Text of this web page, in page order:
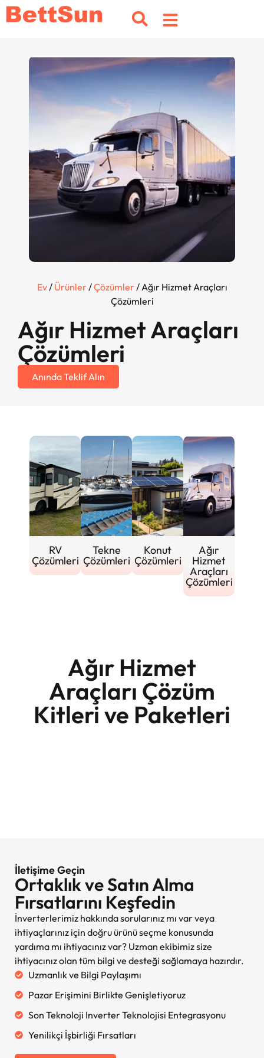
Ev/ Ürünler/Çözümler/ Ağır Hizmet Araçları
Çözümleri
Ağır Hizmet Araçları
Çözümleri
Anında Teklif Alın
RV
Çözümleri
Tekne
Çözümleri
Konut
Çözümleri
Ağır
Hizmet
Araçları
Çözümleri
Ağır Hizmet
Araçları Çözüm
Kitleri ve Paketleri
İletişime Geçin
Ortaklık ve Satın Alma
Fırsatlarını Keşfedin
İnverterlerimiz hakkında sorularınız mı var veya
ihtiyaçlarınız için doğru ürünü seçme konusunda
yardıma mı ihtiyacınız var? Uzman ekibimiz size
ihtiyacınız olan tüm bilgi ve desteği sağlamaya hazırdır.
Uzmanlık ve Bilgi Paylaşımı
Pazar Erişimini Birlikte Genişletiyoruz
Son Teknoloji Inverter Teknolojisi Entegrasyonu
Yenilikçi İşbirliği Fırsatları